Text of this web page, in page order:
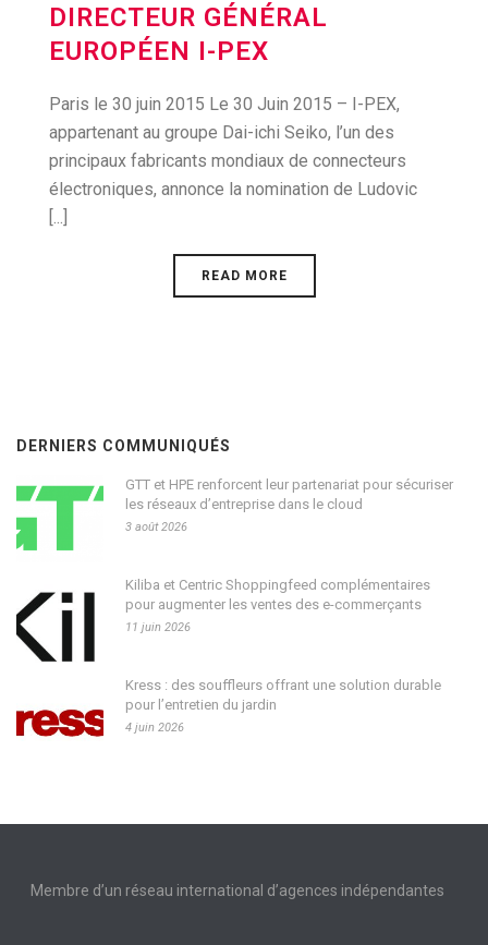
DIRECTEUR GÉNÉRAL
EUROPÉEN I-PEX
Paris le 30 juin 2015 Le 30 Juin 2015 – I-PEX,
appartenant au groupe Dai-ichi Seiko, l’un des
principaux fabricants mondiaux de connecteurs
électroniques, annonce la nomination de Ludovic
[...]
READ MORE
DERNIERS COMMUNIQUÉS
GTT et HPE renforcent leur partenariat pour sécuriser
les réseaux d’entreprise dans le cloud
3 août 2026
Kiliba et Centric Shoppingfeed complémentaires
pour augmenter les ventes des e-commerçants
11 juin 2026
Kress : des souffleurs offrant une solution durable
pour l’entretien du jardin
4 juin 2026
Membre d’un réseau international d’agences indépendantes